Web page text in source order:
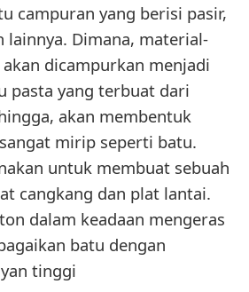
campuran yang berisi pasir,
lainnya. Dimana, material-
dicampurkan menjadi
pasta yang terbuat dari
akan membentuk
mirip seperti batu.
untuk membuat sebuah
cangkang dan plat lantai.
dalam keadaan mengeras
batu dengan
tinggi